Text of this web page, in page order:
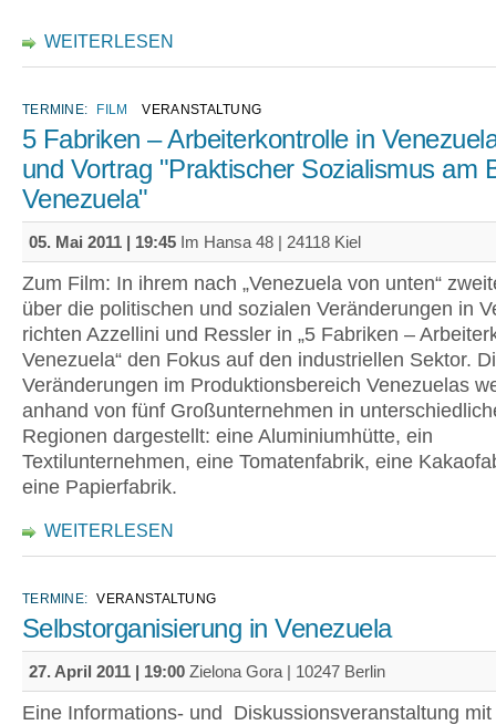
WEITERLESEN
TERMINE: FILM VERANSTALTUNG
5 Fabriken – Arbeiterkontrolle in
und Vortrag "Praktischer Sozialismus am
Venezuela"
05. Mai 2011 | 19:45 Im Hansa 48 | 24118 Kiel
Zum Film: In ihrem nach „Venezuela von unten“
über die politischen und sozialen Veränderungen in
richten Azzellini und Ressler in „5 Fabriken –
Venezuela“ den Fokus auf den industriellen Sektor.
Veränderungen im Produktionsbereich Venezuelas
anhand von fünf Großunternehmen in
Regionen dargestellt: eine Aluminiumhütte, ein
Textilunternehmen, eine Tomatenfabrik, eine
eine Papierfabrik.
WEITERLESEN
TERMINE: VERANSTALTUNG
Selbstorganisierung in Venezuela
27. April 2011 | 19:00 Zielona Gora | 10247 Berlin
Eine Informations- und Diskussionsveranstaltung mit